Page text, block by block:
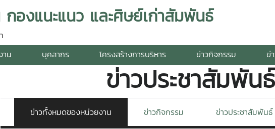
องแนะแนว และศิษย์เก่าสัมพันธ์
าน บุคลากร โครงสร้างการบริหาร ข่าวกิจกรรม ข่
ข่าวประชาสัมพัน
ข่าวทั้งหมดของหน่วยงาน ข่าวกิจกรรม ข่าวประชาสัมพันธ์